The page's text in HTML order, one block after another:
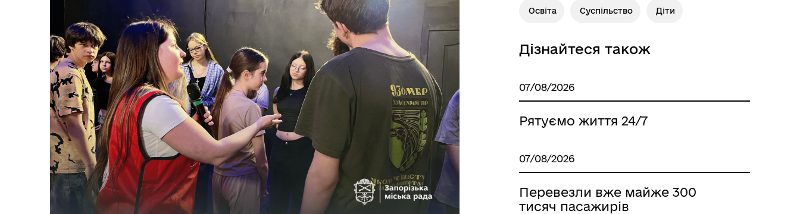
БЮДЖЕТ
МІСТОБУДУВАННЯ ГУМАНІТАРНА СФЕРА
КУЛЬТУРА
ТУРИСТИЧНИЙ ПОРТАЛ ГУМАНІТАРНА ДОПОМОГА
Освіта Суспільство Діти
Дізнайтеся також
07/08/2026
Рятуємо життя 24/7
07/08/2026
Перевезли вже майже 300
тисяч пасажирів